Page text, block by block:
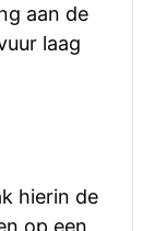
aan de
laag
hierin de
op een